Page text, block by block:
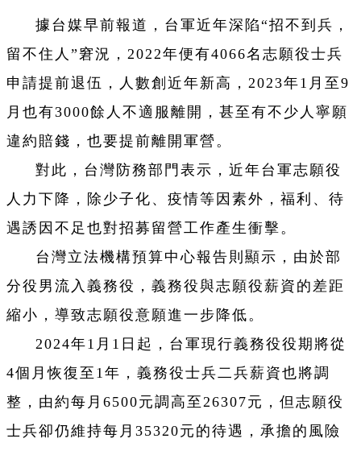
據台媒早前報道，台軍近年深陷“招不到兵，
留不住人”窘況，2022年便有4066名志願役士兵
申請提前退伍，人數創近年新高，2023年1月至9
月也有3000餘人不適服離開，甚至有不少人寧願
違約賠錢，也要提前離開軍營。
對此，台灣防務部門表示，近年台軍志願役
人力下降，除少子化、疫情等因素外，福利、待
遇誘因不足也對招募留營工作產生衝擊。
台灣立法機構預算中心報告則顯示，由於部
分役男流入義務役，義務役與志願役薪資的差距
縮小，導致志願役意願進一步降低。
2024年1月1日起，台軍現行義務役役期將從
4個月恢復至1年，義務役士兵二兵薪資也將調
整，由約每月6500元調高至26307元，但志願役
士兵卻仍維持每月35320元的待遇，承擔的風險